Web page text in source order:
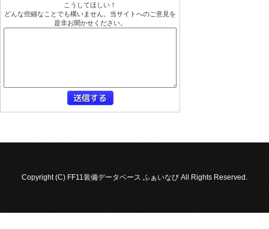
こうしてほしい！
どんな些細なことでも構いません。当サイトへのご意見を
是非お聞かせください。
Copyright (C) FF11装備データベース ふぁいなび All Rights Reserved.